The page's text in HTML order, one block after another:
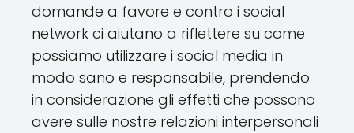
domande a favore e contro i social
network ci aiutano a riflettere su come
possiamo utilizzare i social media in
modo sano e responsabile, prendendo
in considerazione gli effetti che possono
avere sulle nostre relazioni interpersonali